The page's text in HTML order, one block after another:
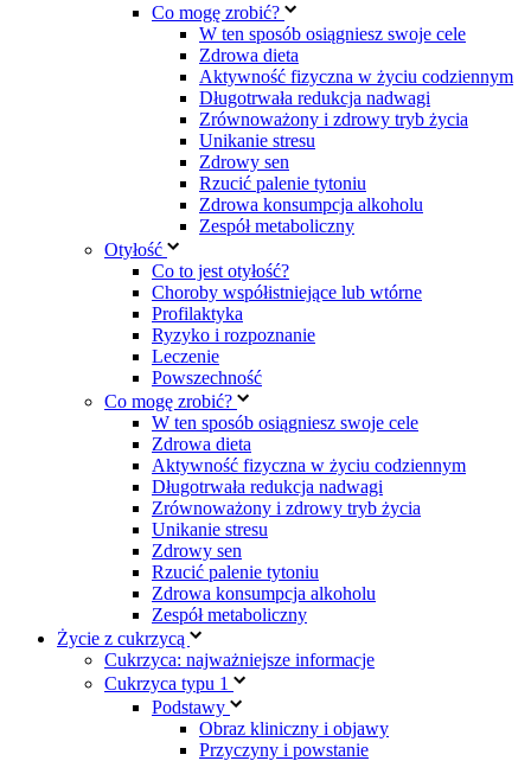
Co mogę zrobić?
W ten sposób osiągniesz swoje cele
Zdrowa dieta
Aktywność fizyczna w życiu codziennym
Długotrwała redukcja nadwagi
Zrównoważony i zdrowy tryb życia
Unikanie stresu
Zdrowy sen
Rzucić palenie tytoniu
Zdrowa konsumpcja alkoholu
Zespół metaboliczny
Otyłość
Co to jest otyłość?
Choroby współistniejące lub wtórne
Profilaktyka
Ryzyko i rozpoznanie
Leczenie
Powszechność
Co mogę zrobić?
W ten sposób osiągniesz swoje cele
Zdrowa dieta
Aktywność fizyczna w życiu codziennym
Długotrwała redukcja nadwagi
Zrównoważony i zdrowy tryb życia
Unikanie stresu
Zdrowy sen
Rzucić palenie tytoniu
Zdrowa konsumpcja alkoholu
Zespół metaboliczny
Życie z cukrzycą
Cukrzyca: najważniejsze informacje
Cukrzyca typu 1
Podstawy
Obraz kliniczny i objawy
Przyczyny i powstanie